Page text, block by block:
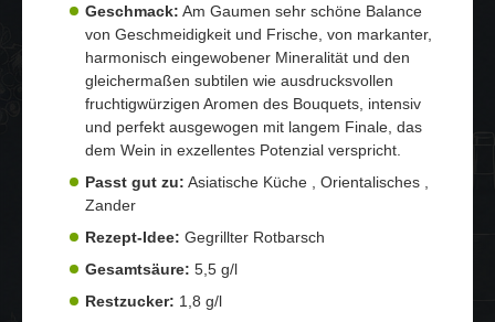
Geschmack: Am Gaumen sehr schöne Balance
von Geschmeidigkeit und Frische, von markanter,
harmonisch eingewobener Mineralität und den
gleichermaßen subtilen wie ausdrucksvollen
fruchtigwürzigen Aromen des Bouquets, intensiv
und perfekt ausgewogen mit langem Finale, das
dem Wein in exzellentes Potenzial verspricht.
Passt gut zu: Asiatische Küche , Orientalisches ,
Zander
Rezept-Idee: Gegrillter Rotbarsch
Gesamtsäure: 5,5 g/l
Restzucker: 1,8 g/l